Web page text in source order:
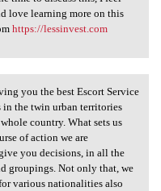
the time to
love learning more on this
https://lessinvest.com
you
you the best Escort Service
the twin urban territories
country. What sets us
of action we are
you decisions, in all the
groupings. Not only that, we
various nationalities also